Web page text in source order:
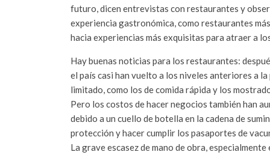
futuro, dicen entrevistas con restaurantes y
experiencia gastronómica, como restaurantes
hacia experiencias más exquisitas para atraer a
Hay buenas noticias para los restaurantes:
el país casi han vuelto a los niveles anteriores a
limitado, como los de comida rápida y los
Pero los costos de hacer negocios también han
debido a un cuello de botella en la cadena de
protección y hacer cumplir los pasaportes de
La grave escasez de mano de obra,